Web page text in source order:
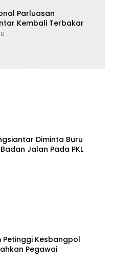
Parluasan
Kembali Terbakar
0
Diminta Buru
Jalan Pada PKL
Petinggi Kesbangpol
Pegawai